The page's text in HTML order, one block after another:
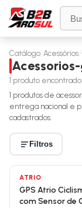
Catálogo Acessórios
1 produto encontrado
1 produtos de
entrega nacional e
cadastrados.
Filtros
ATRIO
GPS Atrio
com Sensor de